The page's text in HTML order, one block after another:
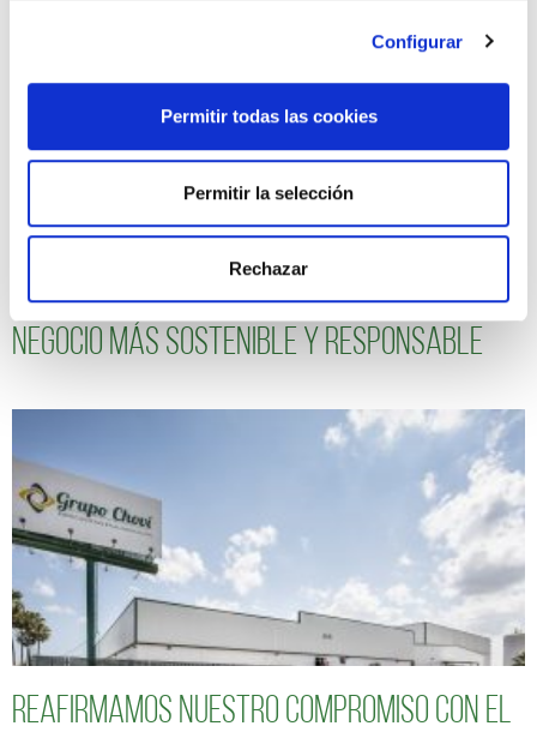
Configurar
Permitir todas las cookies
Permitir la selección
Rechazar
Seguimos avanzando hacia un modelo de
negocio más sostenible y responsable
Reafirmamos nuestro compromiso con el